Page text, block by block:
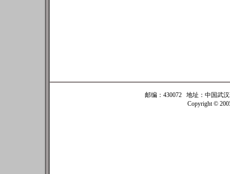
邮编：430072 地址：中国武
Copyright ©